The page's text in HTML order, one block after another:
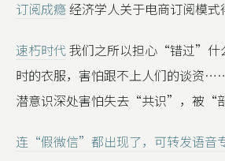
订阅成瘾经济学人关于电商订阅模式
速朽时代我们之所以担心“错过”什
时的衣服，害怕跟不上人们的谈资
潜意识深处害怕失去“共识”，被“
连“假微信”都出现了，可转发语音